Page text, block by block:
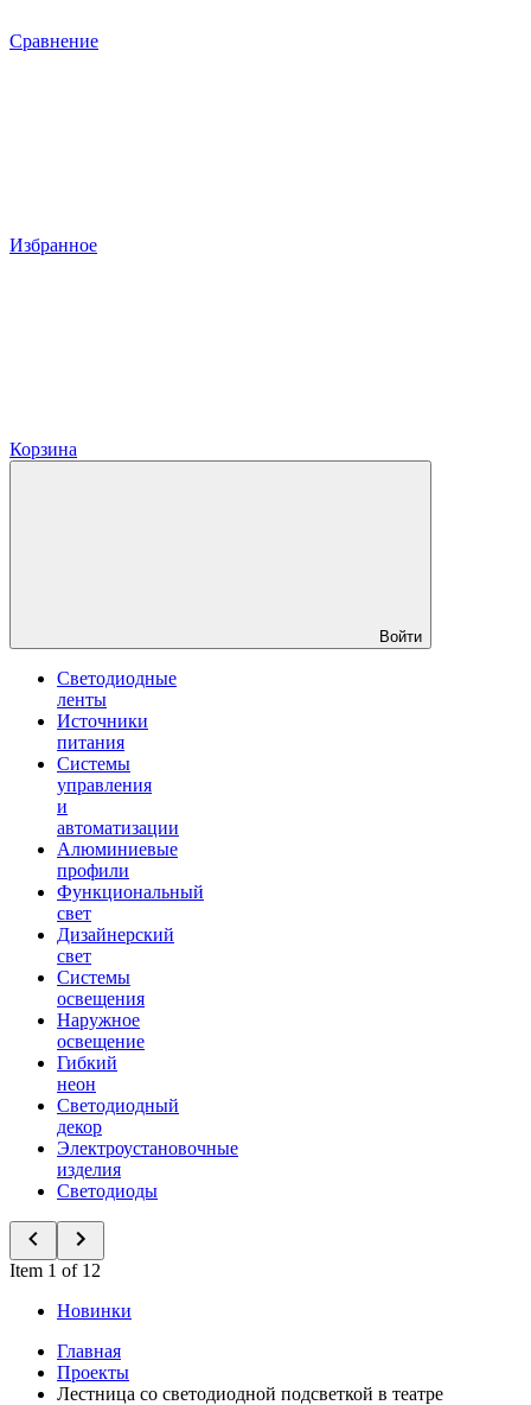
Сравнение
Избранное
Корзина
Войти
Светодиодные
ленты
Источники
питания
Системы
управления
и
автоматизации
Алюминиевые
профили
Функциональный
свет
Дизайнерский
свет
Системы
освещения
Наружное
освещение
Гибкий
неон
Светодиодный
декор
Электроустановочные
изделия
Светодиоды
Item 1 of 12
Новинки
Главная
Проекты
Лестница со светодиодной подсветкой в театре